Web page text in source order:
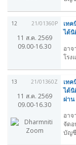
12 21/01360P
11 ส.ค. 2569
09.00-16.30
เทค
ได้นิ
อา
โรง
13 21/01360Z
11 ส.ค. 2569
09.00-16.30
เทค
ได้นิ
ผ่าน
อา
จัด
บัญ